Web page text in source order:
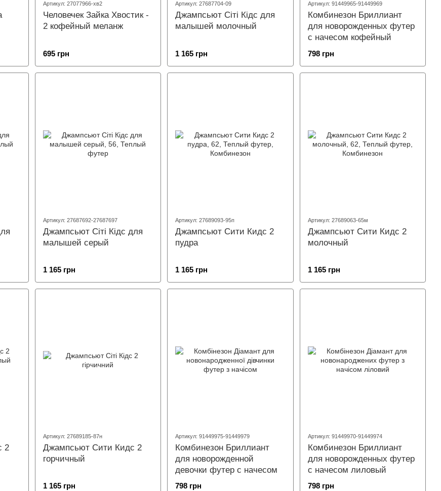
Артикул: 27077966-хв2
Человечек Зайка Хвостик -
2 кофейный меланж
695 грн
Артикул: 27687704-09
Джампсьют Сіті Кідс для
малышей молочный
1 165 грн
Артикул: 91449965-91449969
Комбинезон Бриллиант
для новорожденных футер
с начесом кофейный
798 грн
Артикул: 27687692-27687697
Джампсьют Сіті Кідс для
малышей серый
1 165 грн
Артикул: 27689093-95п
Джампсьют Сити Кидс 2
пудра
1 165 грн
Артикул: 27689063-65м
Джампсьют Сити Кидс 2
молочный
1 165 грн
2
Артикул: 27689185-87н
Джампсьют Сити Кидс 2
горчичный
1 165 грн
Артикул: 91449975-91449979
Комбинезон Бриллиант
для новорожденной
девочки футер с начесом
798 грн
Артикул: 91449970-91449974
Комбинезон Бриллиант
для новорожденных футер
с начесом лиловый
798 грн